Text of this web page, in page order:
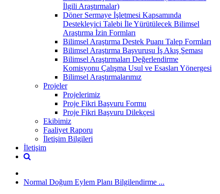
İlgili Araştırmalar)
Döner Sermaye İşletmesi Kapsamında
Destekleyici Talebi İle Yürütülecek Bilimsel
Araştırma İzin Formları
Bilimsel Araştırma Destek Puanı Talep Formları
Bilimsel Araştırma Başvurusu İş Akış Şeması
Bilimsel Araştırmaları Değerlendirme
Komisyonu Çalışma Usul ve Esasları Yönergesi
Bilimsel Araştırmalarımız
Projeler
Projelerimiz
Proje Fikri Başvuru Formu
Proje Fikri Başvuru Dilekçesi
Ekibimiz
Faaliyet Raporu
İletişim Bilgileri
İletişim
Normal Doğum Eylem Planı Bilgilendirme ...